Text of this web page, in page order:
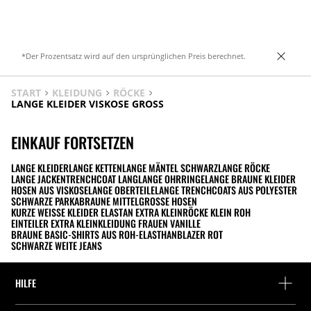
*Der Prozentsatz wird auf den ursprünglichen Preis berechnet.
START KLEIDUNG
RÖCKE
LANGE KLEIDER VISKOSE GROSS
EINKAUF FORTSETZEN
LANGE KLEIDERLANGE KETTENLANGE MÄNTEL SCHWARZLANGE RÖCKE
LANGE JACKENTRENCHCOAT LANGLANGE OHRRINGELANGE BRAUNE KLEIDER
HOSEN AUS VISKOSELANGE OBERTEILELANGE TRENCHCOATS AUS POLYESTER
SCHWARZE PARKABRAUNE MITTELGROSSE HOSEN
KURZE WEISSE KLEIDER ELASTAN EXTRA KLEIN RÖCKE KLEIN ROH
EINTEILER EXTRA KLEINKLEIDUNG FRAUEN VANILLE
BRAUNE BASIC-SHIRTS AUS ROH-ELASTHANBLAZER ROT
SCHWARZE WEITE JEANS
HILFE